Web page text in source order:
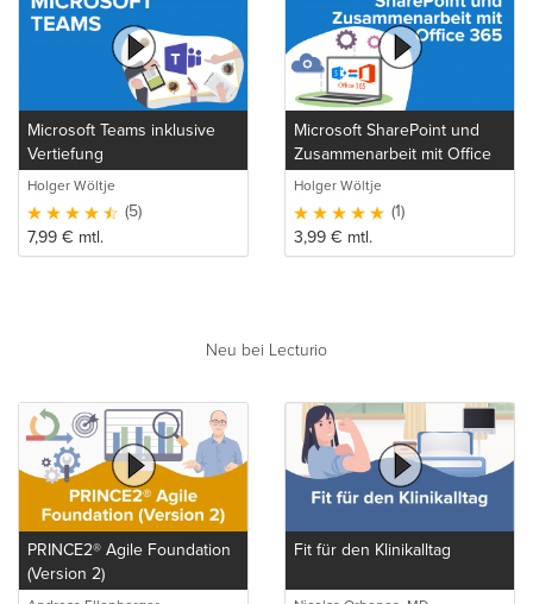
Microsoft Teams inklusive
Vertiefung
Holger Wöltje
(5)
7,99 € mtl.
Microsoft SharePoint und
Zusammenarbeit mit Office
365
Holger Wöltje
(1)
3,99 € mtl.
Neu bei Lecturio
PRINCE2® Agile Foundation
(Version 2)
Fit für den Klinikalltag